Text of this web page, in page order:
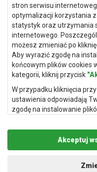
stron serwisu
optymalizacji korzystania
statystyk oraz utrzymania
internetowego.
możesz zmieniać po
Aby wyrazić zgodę na
końcowym plików cookies
kategorii, kliknij przycisk
W przypadku kliknięcia
ustawienia odpowiadają
zgodę na instalowanie
"Zapisz i zaakceptuj".
Podstawą przetwarzania
administratora danych
Akceptuj